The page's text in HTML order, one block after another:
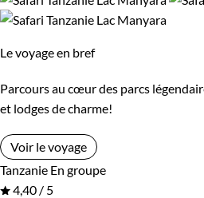
Environnement
Brousse et Savane
Le voyage en bref
Parcours au cœur des parcs
et lodges de charme!
Voir le voyage
Tanzanie En groupe
4,40 / 5